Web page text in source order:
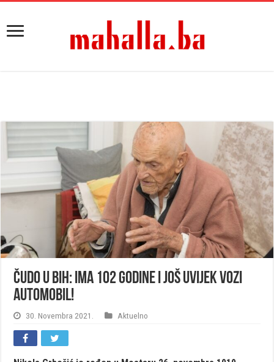
Čudo u BiH: Ima 102 godine i još uvijek vozi
automobil!
30. Novembra 2021. Aktuelno